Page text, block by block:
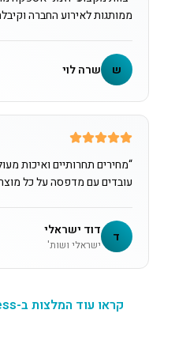
ממותגות לאירוע החברה
ש שרה לוי
“מחירים תחרותיים ואיכות
עובדים עם מדפסה על כל
ד דוד ישראלי
ישראלי ושות'
קראו עוד המלצות ב-Google Business